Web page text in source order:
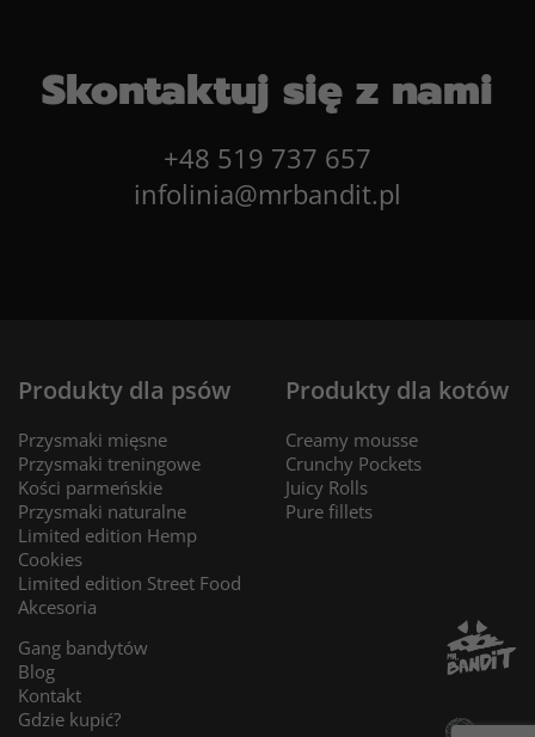
Skontaktuj się z nami
+48 519 737 657
infolinia@mrbandit.pl
Produkty dla psów
Przysmaki mięsne
Przysmaki treningowe
Kości parmeńskie
Przysmaki naturalne
Limited edition Hemp
Cookies
Limited edition Street Food
Akcesoria
Produkty dla kotów
Creamy mousse
Crunchy Pockets
Juicy Rolls
Pure fillets
Gang bandytów
Blog
Kontakt
Gdzie kupić?